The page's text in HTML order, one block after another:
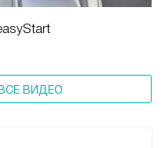
ВИДЕО